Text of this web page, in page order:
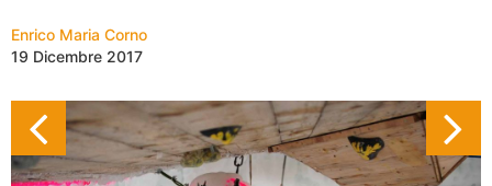
Enrico Maria Corno
19 Dicembre 2017